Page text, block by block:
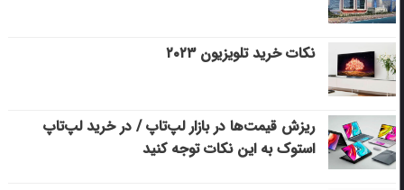
نکات خرید تلویزیون ۲۰۲۳
ریزش قیمت‌ها در بازار لپ‌تاپ / در خرید لپ‌تاپ
استوک به این نکات توجه کنید